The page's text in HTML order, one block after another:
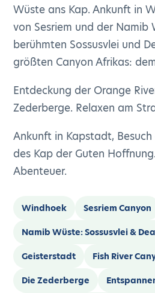
Wüste ans Kap. Ankunft in
von Sesriem und der Namib
berühmten Sossusvlei und
größten Canyon Afrikas:
Entdeckung der Orange
Zederberge. Relaxen am
Ankunft in Kapstadt,
des Kap der Guten
Abenteuer.
Windhoek
Sesriem Canyon
Namib Wüste: Sossusvlei &
Geisterstadt
Fish River
Die Zederberge